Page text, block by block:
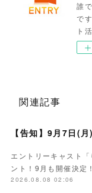
誰
で
ト
関連記事
【告知】9月7日(
エントリーキャスト
ント！9月も開催決定
2026.08.08 02:06